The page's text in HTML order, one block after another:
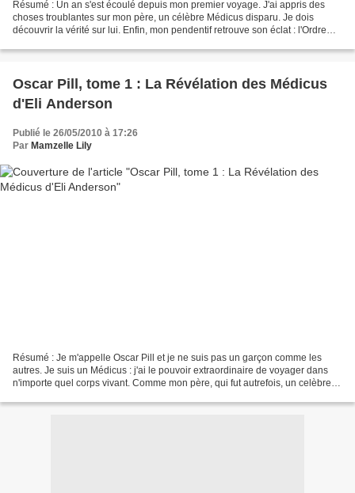
Résumé : Un an s'est écoulé depuis mon premier voyage. J'ai appris des
choses troublantes sur mon père, un célèbre Médicus disparu. Je dois
découvrir la vérité sur lui. Enfin, mon pendentif retrouve son éclat : l'Ordre
Oscar Pill, tome 1 : La Révélation des Médicus
d'Eli Anderson
Publié le 26/05/2010 à 17:26
Par Mamzelle Lily
Résumé : Je m'appelle Oscar Pill et je ne suis pas un garçon comme les
autres. Je suis un Médicus : j'ai le pouvoir extraordinaire de voyager dans
n'importe quel corps vivant. Comme mon père, qui fut autrefois, un celèbre